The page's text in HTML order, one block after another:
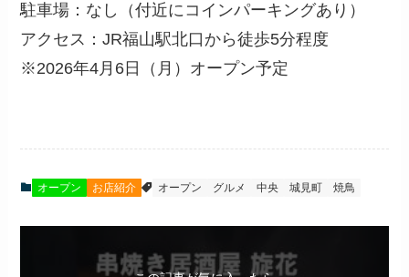
駐車場：なし（付近にコインパーキングあり）
アクセス：JR福山駅北口から徒歩5分程度
※2026年4月6日（月）オープン予定
オープン お店紹介 オープン グルメ 中央 城見町 焼鳥